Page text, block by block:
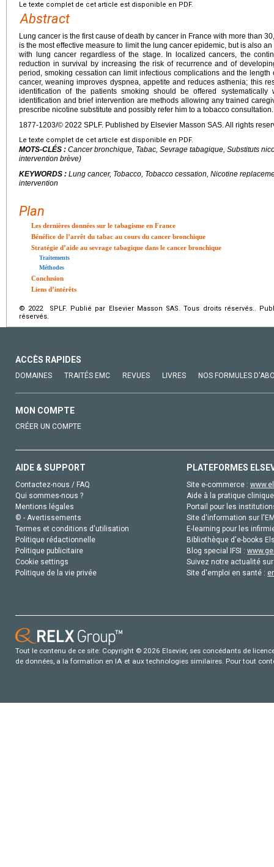
Le texte complet de cet article est disponible en PDF.
Abstract
Lung cancer is the first cause of death by cancer in France with more than
is the most effective measure to limit the lung cancer epidemic, but is also
with lung cancer regardless of the stage. In localized cancers, the
reduction in survival by increasing the risk of recurrence and of
period, smoking cessation can limit infectious complications and the
cancer, weaning improves dyspnea, appetite and reduces asthenia; this
identification of the patients smoking should be offered
identification and brief intervention are methods allowing any trained
prescribe nicotine substitute and possibly refer him to a tobacco consultation.
1877-1203/© 2022 SPLF. Published by Elsevier Masson SAS. All rights
Le texte complet de cet article est disponible en PDF.
MOTS-CLÉS : Cancer bronchique, Tabac, Sevrage tabagique, Substituts
intervention brève)
KEYWORDS : Lung cancer, Tobacco, Tobacco cessation, Nicotine
intervention
Plan
Les dernières données sur le tabagisme en France
Bénéfice de l’arrêt du tabac au cours du cancer bronchique
Stratégie d’aide au sevrage tabagique dans le cancer bronchique
Traitements
Méthodes
Conclusion
Liens d’intérêts
© 2022 SPLF. Publié par Elsevier Masson SAS. Tous droits réservés..
réservés.
ACCÈS RAPIDES
DOMAINES TRAITÉS EMC REVUES LIVRES NOS FORMULES
MON COMPTE
CRÉER UN COMPTE
AIDE & SUPPORT
Contactez-nous / FAQ
Qui sommes-nous ?
Mentions légales
© - Avertissements
Termes et conditions d'utilisation
Politique rédactionnelle
Politique publicitaire
Cookie settings
Politique de la vie privée
PLATEFORMES
Site e-commerce :
Aide à la pratique
Portail pour les
Site d'information sur
E-learning pour les
Bibliothèque d'e-books
Blog special IFSI :
Suivez notre actualité
Site d'emploi en santé :
Tout le contenu de ce site: Copyright © 2026 Elsevier, ses concédants de
de données, a la formation en IA et aux technologies similaires. Pour tout